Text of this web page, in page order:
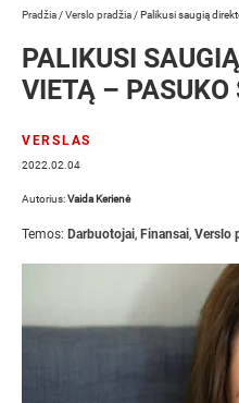
Pradžia /Verslo pradžia /Palikusi saugią
PALIKUSI
VIETĄ – PASUKO
VERSLAS
2022.02.04
Autorius:Vaida Kerienė
Temos: Darbuotojai, Finansai, Verslo